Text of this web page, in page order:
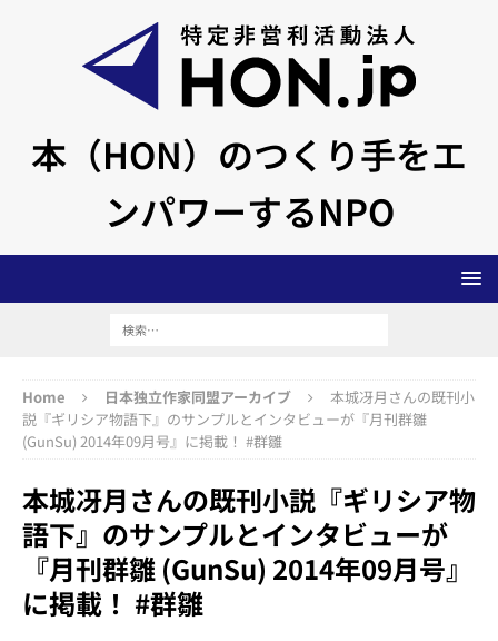
本（HON）のつくり手をエ
ンパワーするNPO
Home 日本独立作家同盟アーカイブ
本城冴月さんの既刊小
説『ギリシア物語下』のサンプルとインタビューが『月刊群雛
(GunSu) 2014年09月号』に掲載！ #群雛
本城冴月さんの既刊小説『ギリシア物
語下』のサンプルとインタビューが
『月刊群雛 (GunSu) 2014年09月号』
に掲載！ #群雛